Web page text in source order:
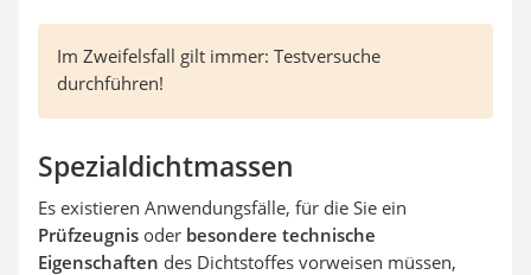
Im Zweifelsfall gilt immer: Testversuche
durchführen!
Spezialdichtmassen
Es existieren Anwendungsfälle, für die Sie ein
Prüfzeugnis oder besondere technische
Eigenschaften des Dichtstoffes vorweisen müssen,